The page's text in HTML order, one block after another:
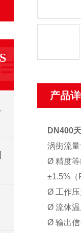
点
产品
DN400
涡街流
Ø 精度等
±1.5%（
Ø 工作压
Ø 流体
Ø 输出信